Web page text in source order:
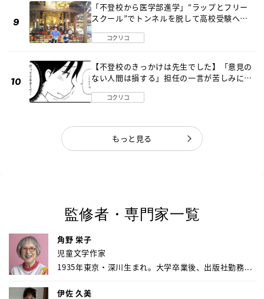
「不登校から医学部進学」“ラップとフリー
スクール”でトンネルを脱して高校受験へ
コクリコ
【不登校のきっかけは先生でした】「意見の
ない人間は損する」担任の一言が苦しみに…
コクリコ
もっと見る
監修者・専門家一覧
角野 栄子
児童文学作家
1935年東京・深川生まれ。大学卒業後、出版社勤務...
伊佐 久美